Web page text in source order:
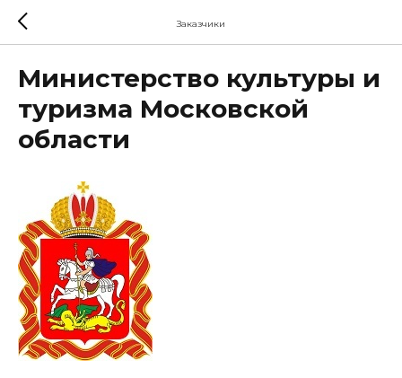
Заказчики
Министерство культуры и
туризма Московской
области